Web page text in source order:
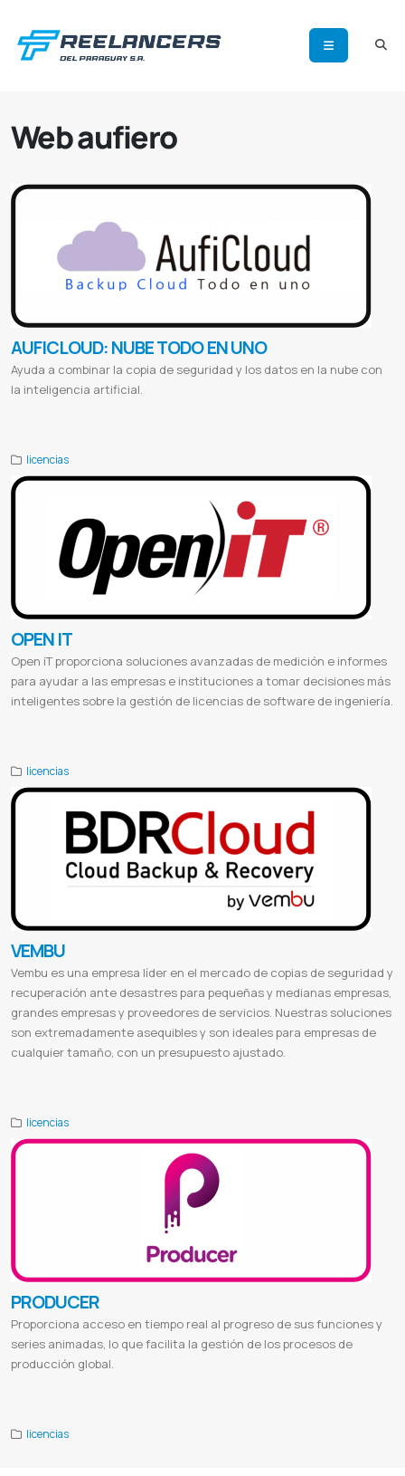
Web aufiero
AUFICLOUD: NUBE TODO EN UNO
Ayuda a combinar la copia de seguridad y los datos en la nube con
la inteligencia artificial.
licencias
OPEN IT
Open iT proporciona soluciones avanzadas de medición e informes
para ayudar a las empresas e instituciones a tomar decisiones más
inteligentes sobre la gestión de licencias de software de ingeniería.
licencias
VEMBU
Vembu es una empresa líder en el mercado de copias de seguridad y
recuperación ante desastres para pequeñas y medianas empresas,
grandes empresas y proveedores de servicios. Nuestras soluciones
son extremadamente asequibles y son ideales para empresas de
cualquier tamaño, con un presupuesto ajustado.
licencias
PRODUCER
Proporciona acceso en tiempo real al progreso de sus funciones y
series animadas, lo que facilita la gestión de los procesos de
producción global.
licencias